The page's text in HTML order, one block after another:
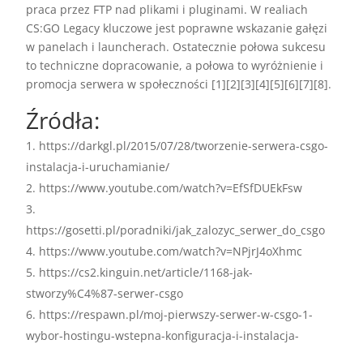
praca przez FTP nad plikami i pluginami. W realiach
CS:GO Legacy kluczowe jest poprawne wskazanie gałęzi
w panelach i launcherach. Ostatecznie połowa sukcesu
to techniczne dopracowanie, a połowa to wyróżnienie i
promocja serwera w społeczności [1][2][3][4][5][6][7][8].
Źródła:
https://darkgl.pl/2015/07/28/tworzenie-serwera-csgo-
instalacja-i-uruchamianie/
https://www.youtube.com/watch?v=EfSfDUEkFsw
https://gosetti.pl/poradniki/jak_zalozyc_serwer_do_csgo
https://www.youtube.com/watch?v=NPjrJ4oXhmc
https://cs2.kinguin.net/article/1168-jak-
stworzy%C4%87-serwer-csgo
https://respawn.pl/moj-pierwszy-serwer-w-csgo-1-
wybor-hostingu-wstepna-konfiguracja-i-instalacja-